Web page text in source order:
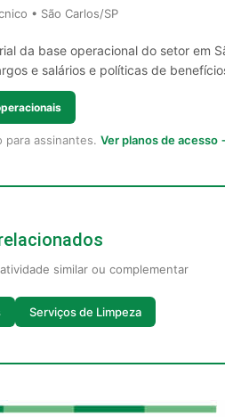
• São Carlos/SP
da base operacional do setor em
e salários e políticas de
para assinantes. Ver planos de acesso
similar ou complementar
Serviços de Limpeza